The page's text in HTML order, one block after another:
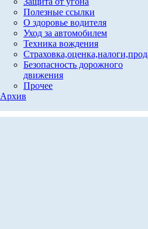
Полезные ссылки
О здоровье водителя
Уход за автомобилем
Техника вождения
Безопасность дорожного
движения
Прочее
Архив